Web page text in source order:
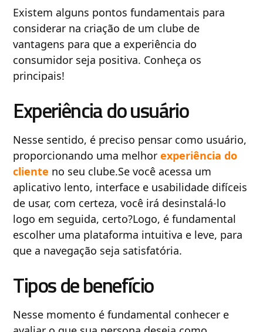
Existem alguns pontos fundamentais para
considerar na criação de um clube de
vantagens para que a experiência do
consumidor seja positiva. Conheça os
principais!
Experiência do usuário
Nesse sentido, é preciso pensar como usuário,
proporcionando uma melhorexperiência do
cliente no seu clube.Se você acessa um
aplicativo lento, interface e usabilidade difíceis
de usar, com certeza, você irá desinstalá-lo
logo em seguida, certo?Logo, é fundamental
escolher uma plataforma intuitiva e leve, para
que a navegação seja satisfatória.
Tipos de benefício
Nesse momento é fundamental conhecer e